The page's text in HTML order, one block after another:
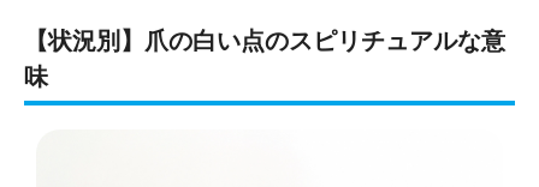
【状況別】爪の白い点のスピリチュアルな意
味